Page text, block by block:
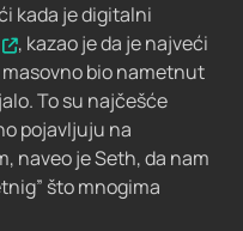
kada je digitalni
, kazao je da je najveći
bio nametnut
To su najčešće
pojavljuju na
naveo je Seth, da nam
što mnogima